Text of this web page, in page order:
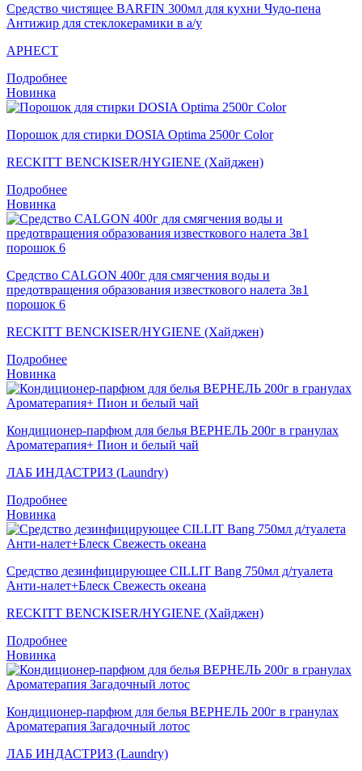
Средство чистящее BARFIN 300мл для кухни Чудо-пена
Антижир для стеклокерамики в а/у
АРНЕСТ
Подробнее
Новинка
Порошок для стирки DOSIA Optima 2500г Color
RECKITT BENCKISER/HYGIENE (Хайджен)
Подробнее
Новинка
Средство CALGON 400г для смягчения воды и
предотвращения образования известкового налета 3в1
порошок 6
RECKITT BENCKISER/HYGIENE (Хайджен)
Подробнее
Новинка
Кондиционер-парфюм для белья ВЕРНЕЛЬ 200г в гранулах
Ароматерапия+ Пион и белый чай
ЛАБ ИНДАСТРИЗ (Laundry)
Подробнее
Новинка
Средство дезинфицирующее CILLIT Bang 750мл д/туалета
Анти-налет+Блеск Свежесть океана
RECKITT BENCKISER/HYGIENE (Хайджен)
Подробнее
Новинка
Кондиционер-парфюм для белья ВЕРНЕЛЬ 200г в гранулах
Ароматерапия Загадочный лотос
ЛАБ ИНДАСТРИЗ (Laundry)